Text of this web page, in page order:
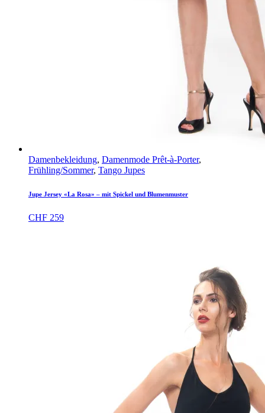
Damenbekleidung, Damenmode Prêt-à-Porter,
Frühling/Sommer, Tango Jupes
Jupe Jersey «La Rosa» – mit Spickel und Blumenmuster
CHF 259